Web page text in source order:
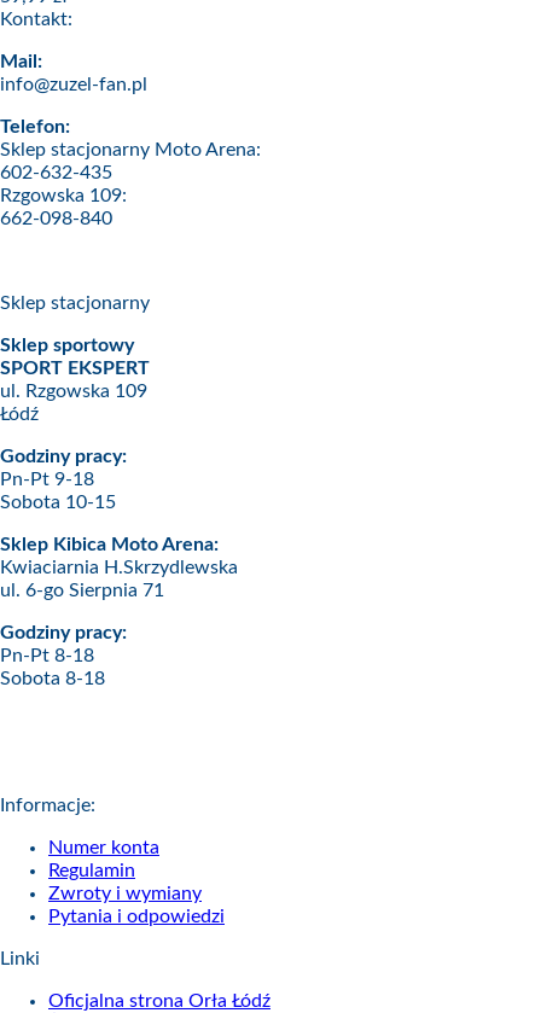
Kontakt:
Mail:
info@zuzel-fan.pl
Telefon:
Sklep stacjonarny Moto Arena:
602-632-435
Rzgowska 109:
662-098-840
Sklep stacjonarny
Sklep sportowy
SPORT EKSPERT
ul. Rzgowska 109
Łódź
Godziny pracy:
Pn-Pt 9-18
Sobota 10-15
Sklep Kibica Moto Arena:
Kwiaciarnia H.Skrzydlewska
ul. 6-go Sierpnia 71
Godziny pracy:
Pn-Pt 8-18
Sobota 8-18
Informacje:
Numer konta
Regulamin
Zwroty i wymiany
Pytania i odpowiedzi
Linki
Oficjalna strona Orła Łódź